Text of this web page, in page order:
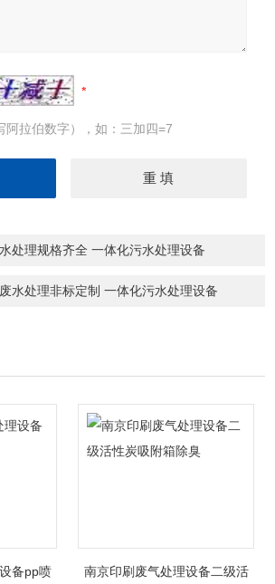
阿拉伯数字），如：三加四=7
处理规格齐全 一体化污水处理设备
水处理非标定制 一体化污水处理设备
备pp喷 南京印刷废气处理设备二级活